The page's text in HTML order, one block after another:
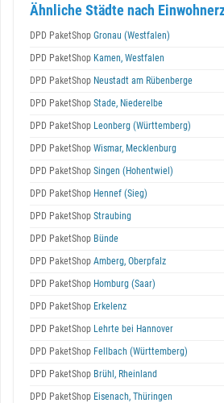
Ähnliche Städte nach
DPD PaketShop Gronau (Westfalen)
DPD PaketShop Kamen, Westfalen
DPD PaketShop Neustadt am Rübenberge
DPD PaketShop Stade, Niederelbe
DPD PaketShop Leonberg (Württemberg)
DPD PaketShop Wismar, Mecklenburg
DPD PaketShop Singen (Hohentwiel)
DPD PaketShop Hennef (Sieg)
DPD PaketShop Straubing
DPD PaketShop Bünde
DPD PaketShop Amberg, Oberpfalz
DPD PaketShop Homburg (Saar)
DPD PaketShop Erkelenz
DPD PaketShop Lehrte bei Hannover
DPD PaketShop Fellbach (Württemberg)
DPD PaketShop Brühl, Rheinland
DPD PaketShop Eisenach, Thüringen